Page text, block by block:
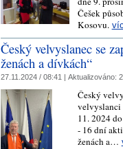
Češek
Kosovu.
Český velvyslanec se
ženách a dívkách“
27.11.2024 / 08:41 | Aktualizováno:
Český
velvyslanci
11. 2024
- 16 dní
ženách a…